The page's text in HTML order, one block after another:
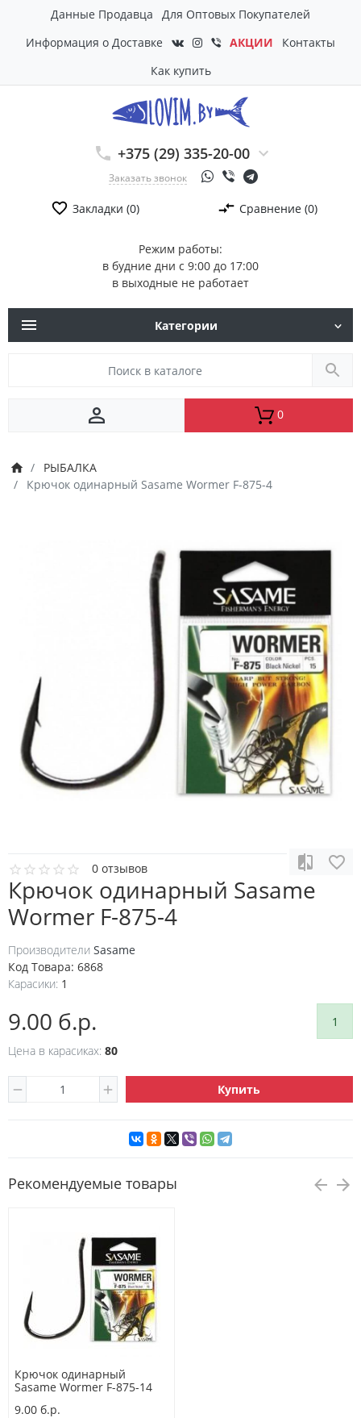
Данные Продавца
Для Оптовых Покупателей
Информация о Доставке
АКЦИИ
Контакты
Как купить
+375 (29) 335-20-00
Заказать звонок
Режим работы:
в будние дни с 9:00 до 17:00
в выходные не работает
Закладки (0) Сравнение (0)
Категории
0
РЫБАЛКА
Крючок одинарный Sasame Wormer F-875-4
0 отзывов
Крючок одинарный Sasame
Wormer F-875-4
Производители Sasame
Код Товара: 6868
Карасики: 1
9.00 б.р.
1
Цена в карасиках: 80
Купить
Рекомендуемые товары
Крючок одинарный
Sasame Wormer F-875-14
9.00 б.р.